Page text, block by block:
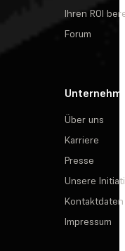
Ihren ROI
Forum
Über uns
Karriere
Presse
Unsere
Kontaktdaten
Impressum